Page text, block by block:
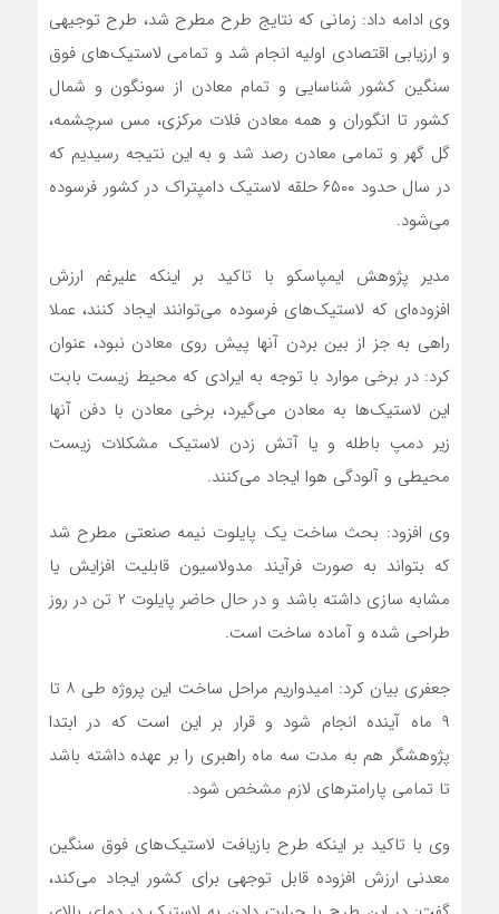
وی ادامه داد: زمانی که نتایج طرح مطرح شد، طرح توجیهی
و ارزیابی اقتصادی اولیه انجام شد و تمامی لاستیک‌های فوق
سنگین کشور شناسایی و تمام معادن از سونگون و شمال
کشور تا انگوران و همه معادن فلات مرکزی، مس سرچشمه،
گل گهر و تمامی معادن رصد شد و به این نتیجه رسیدیم که
در سال حدود ۶۵۰۰ حلقه لاستیک دامپتراک در کشور فرسوده
می‌شود.
مدیر پژوهش ایمپاسکو با تاکید بر اینکه علیرغم ارزش
افزوده‌ای که لاستیک‌های فرسوده می‌توانند ایجاد کنند، عملا
راهی به جز از بین بردن آنها پیش روی معادن نبود، عنوان
کرد: در برخی موارد با توجه به ایرادی که محیط زیست بابت
این لاستیک‌ها به معادن می‌گیرد، برخی معادن با دفن آنها
زیر دمپ باطله و یا آتش زدن لاستیک مشکلات زیست
محیطی و آلودگی هوا ایجاد می‌کنند.
وی افزود: بحث ساخت یک پایلوت نیمه صنعتی مطرح شد
که بتواند به صورت فرآیند مدولاسیون قابلیت افزایش یا
مشابه سازی داشته باشد و در حال حاضر پایلوت ۲ تن در روز
طراحی شده و آماده ساخت است.
جعفری بیان کرد: امیدواریم مراحل ساخت این پروژه طی ۸ تا
۹ ماه آینده انجام شود و قرار بر این است که در ابتدا
پژوهشگر هم به مدت سه ماه راهبری را بر عهده داشته باشد
تا تمامی پارامترهای لازم مشخص شود.
وی با تاکید بر اینکه طرح بازیافت لاستیک‌های فوق سنگین
معدنی ارزش افزوده قابل توجهی برای کشور ایجاد می‌کند،